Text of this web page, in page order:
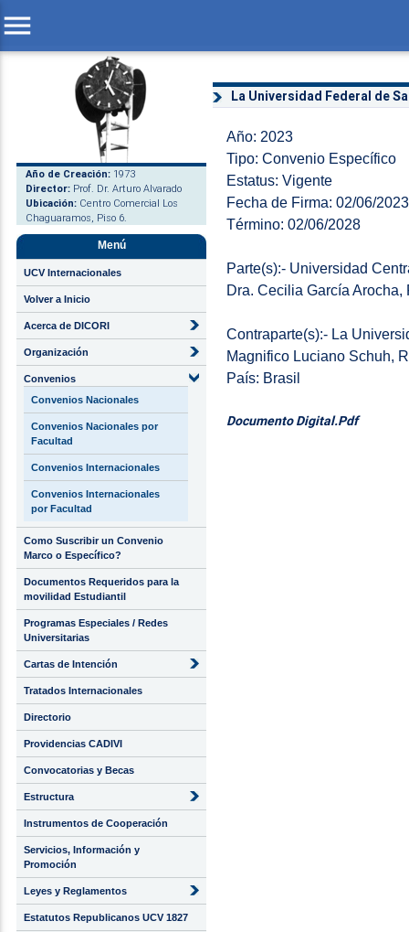
menu
Año de Creación: 1973
Director: Prof. Dr. Arturo Alvarado
Ubicación: Centro Comercial Los
Chaguaramos, Piso 6.
Menú
UCV Internacionales
Volver a Inicio
Acerca de DICORI
Organización
Convenios
Convenios Nacionales
Convenios Nacionales por
Facultad
Convenios Internacionales
Convenios Internacionales
por Facultad
Como Suscribir un Convenio
Marco o Específico?
Documentos Requeridos para la
movilidad Estudiantil
Programas Especiales / Redes
Universitarias
Cartas de Intención
Tratados Internacionales
Directorio
Providencias CADIVI
Convocatorias y Becas
Estructura
Instrumentos de Cooperación
Servicios, Información y
Promoción
Leyes y Reglamentos
Estatutos Republicanos UCV 1827
La Universidad Federal de
Año: 2023
Tipo: Convenio Específico
Estatus: Vigente
Fecha de Firma: 02/06/2023
Término: 02/06/2028
Parte(s):- Universidad
Dra. Cecilia García Arocha,
Contraparte(s):- La
Magnifico Luciano Schuh,
País: Brasil
Documento Digital.Pdf